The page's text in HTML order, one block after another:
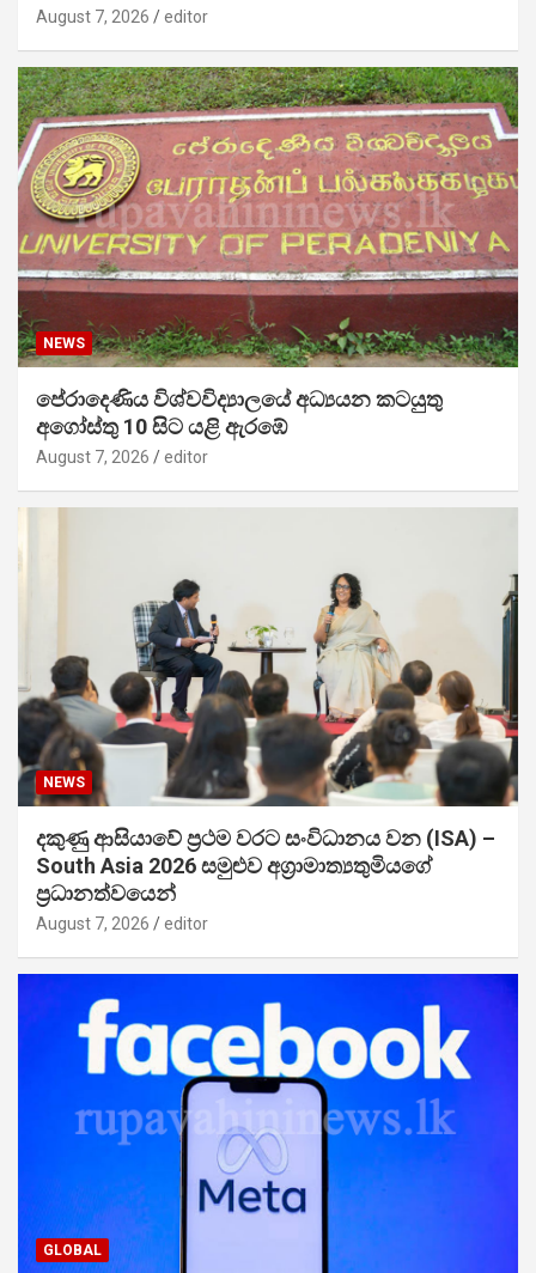
August 7, 2026 editor
NEWS
පේරාදෙණිය විශ්වවිද්‍යාලයේ අධ්‍යයන කටයුතු
අගෝස්තු 10 සිට යළි ඇරඹේ
August 7, 2026 editor
NEWS
දකුණු ආසියාවේ ප්‍රථම වරට සංවිධානය වන (ISA) –
South Asia 2026 සමුළුව අග්‍රාමාත්‍යතුමියගේ
ප්‍රධානත්වයෙන්
August 7, 2026 editor
GLOBAL